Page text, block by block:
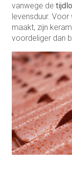
vanwege de
levensduur.
maakt, zijn
voordeliger dan